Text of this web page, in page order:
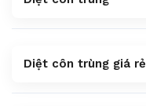
Diệt côn trùng giá rẻ